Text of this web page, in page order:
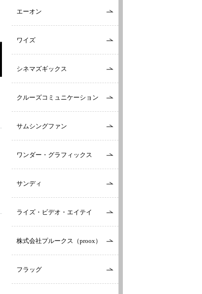
エーオン
ワイズ
シネマズギックス
クルーズコミュニケーション
サムシングファン
ワンダー・グラフィックス
サンディ
ライズ・ビデオ・エイテイ
株式会社プルークス（proox）
フラッグ